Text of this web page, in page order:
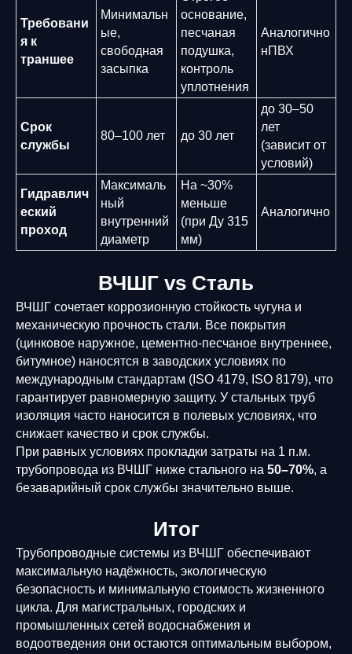
Требовани
я к
траншее
Минимальн
ые,
свободная
засыпка
основание,
песчаная
подушка,
контроль
уплотнения
Аналогично
нПВХ
Срок
службы
80–100 лет до 30 лет
до 30–50
лет
(зависит от
условий)
Гидравлич
еский
проход
Максималь
ный
внутренний
диаметр
На ~30%
меньше
(при Ду 315
мм)
Аналогично
ВЧШГ vs Сталь
ВЧШГ сочетает коррозионную стойкость чугуна и
механическую прочность стали. Все покрытия
(цинковое наружное, цементно-песчаное внутреннее,
битумное) наносятся в заводских условиях по
международным стандартам (ISO 4179, ISO 8179), что
гарантирует равномерную защиту. У стальных труб
изоляция часто наносится в полевых условиях, что
снижает качество и срок службы.
При равных условиях прокладки затраты на 1 п.м.
трубопровода из ВЧШГ ниже стального на 50–70%, а
безаварийный срок службы значительно выше.
Итог
Трубопроводные системы из ВЧШГ обеспечивают
максимальную надёжность, экологическую
безопасность и минимальную стоимость жизненного
цикла. Для магистральных, городских и
промышленных сетей водоснабжения и
водоотведения они остаются оптимальным выбором,